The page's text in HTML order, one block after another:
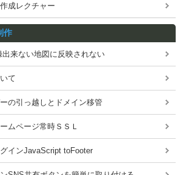
成レクチャー
作
来ない地図に反映されない
て
の引っ越しとドメイン移管
ムページ常時ＳＳＬ
インJavaScript toFooter